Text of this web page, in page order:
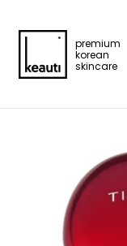
premium
korean
skincare